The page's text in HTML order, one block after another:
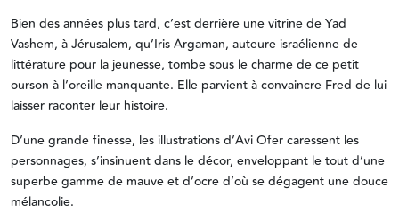
Bien des années plus tard, c’est derrière une vitrine de Yad
Vashem, à Jérusalem, qu’Iris Argaman, auteure israélienne de
littérature pour la jeunesse, tombe sous le charme de ce petit
ourson à l’oreille manquante. Elle parvient à convaincre Fred de lui
laisser raconter leur histoire.
D’une grande finesse, les illustrations d’Avi Ofer caressent les
personnages, s’insinuent dans le décor, enveloppant le tout d’une
superbe gamme de mauve et d’ocre d’où se dégagent une douce
mélancolie.